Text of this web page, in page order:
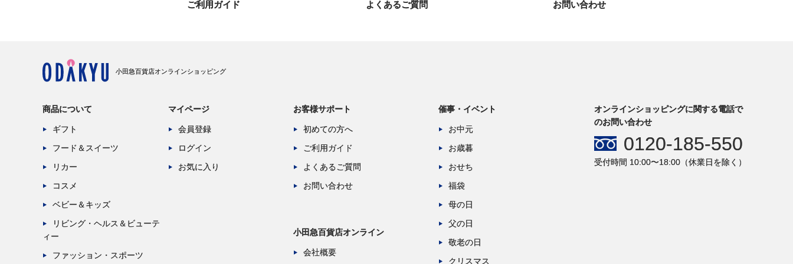
ご利用ガイド よくあるご質問 お問い合わせ
小田急百貨店オンラインショッピング
商品について
ギフト
フード＆スイーツ
リカー
コスメ
ベビー＆キッズ
リビング・ヘルス＆ビューテ
ィー
ファッション・スポーツ
マイページ
会員登録
ログイン
お気に入り
お客様サポート
初めての方へ
ご利用ガイド
よくあるご質問
お問い合わせ
小田急百貨店オンライン
会社概要
催事・イベント
お中元
お歳暮
おせち
福袋
母の日
父の日
敬老の日
クリスマス
オンラインショッピングに関する電話で
のお問い合わせ
0120-185-550
受付時間 10:00〜18:00（休業日を除く）